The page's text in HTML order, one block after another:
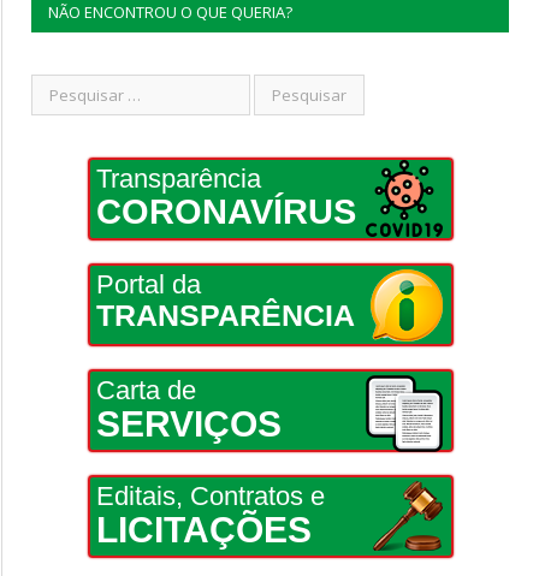
NÃO ENCONTROU O QUE QUERIA?
Transparência
CORONAVÍRUS
Portal da
TRANSPARÊNCIA
Carta de
SERVIÇOS
Editais, Contratos e
LICITAÇÕES